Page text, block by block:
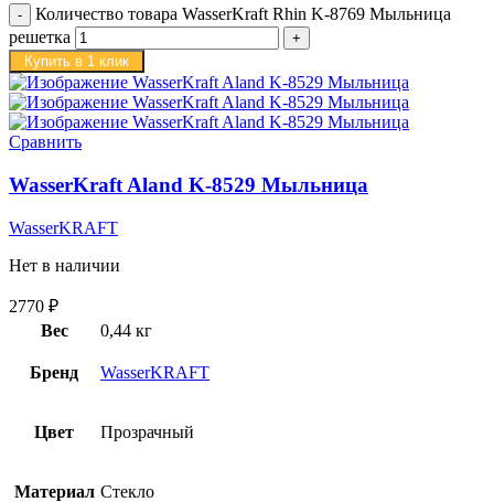
Количество товара WasserKraft Rhin K-8769 Мыльница
решетка
Купить в 1 клик
Сравнить
WasserKraft Aland K-8529 Мыльница
WasserKRAFT
Нет в наличии
2770 ₽
Вес
0,44 кг
Бренд WasserKRAFT
Цвет Прозрачный
Материал Стекло